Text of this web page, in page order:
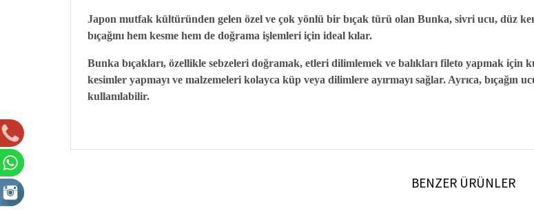
Japon mutfak kültüründen gelen özel ve çok yönlü bir bıçak türü olan Bunka, sivri ucu, düz
bıçağını hem kesme hem de doğrama işlemleri için ideal kılar.
Bunka bıçakları, özellikle sebzeleri doğramak, etleri dilimlemek ve balıkları fileto yapmak için
kesimler yapmayı ve malzemeleri kolayca küp veya dilimlere ayırmayı sağlar. Ayrıca, bıçağın
kullanılabilir.
BENZER ÜRÜNLER